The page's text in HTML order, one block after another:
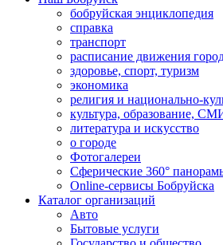
бобруйская энциклопедия
справка
транспорт
расписание движения
здоровье, спорт, туризм
экономика
религия и национально-
культура, образование,
литература и искусство
о городе
Фотогалереи
Сферические 360°
Online-сервисы Бобруйска
Каталог организаций
Авто
Бытовые услуги